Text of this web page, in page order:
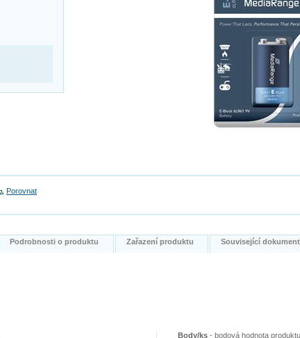
Porovnat
Podrobnosti o produktu Zařazení produktu Související
Body/ks - bodová hodnota